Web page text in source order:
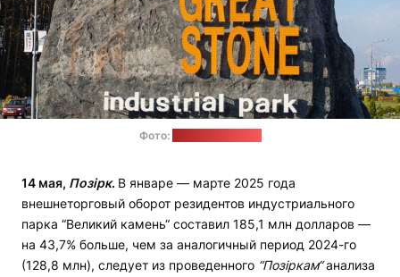
Фото:
14 мая, Позірк. В январе — марте 2025 года
внешнеторговый оборот резидентов индустриального
парка “Великий камень“ составил 185,1 млн долларов —
на 43,7% больше, чем за аналогичный период 2024-го
(128,8 млн), следует из проведенного “Позіркам“анализа